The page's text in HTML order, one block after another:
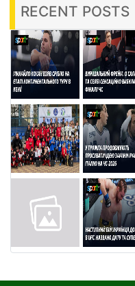
RECENT POSTS